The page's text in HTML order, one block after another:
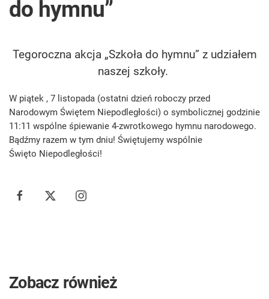
do hymnu”
Tegoroczna akcja „Szkoła do hymnu” z udziałem
naszej szkoły.
W piątek , 7 listopada (ostatni dzień roboczy przed
Narodowym Świętem Niepodległości) o symbolicznej godzinie
11:11 wspólne śpiewanie 4-zwrotkowego hymnu narodowego.
Bądźmy razem w tym dniu! Świętujemy wspólnie
Święto Niepodległości!
Zobacz również